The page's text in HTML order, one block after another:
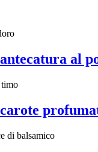
al